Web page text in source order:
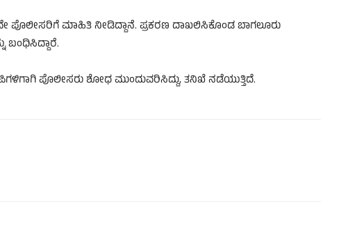
ಪೊಲೀಸರಿಗೆ ಮಾಹಿತಿ ನೀಡಿದ್ದಾನೆ. ಪ್ರಕರಣ ದಾಖಲಿಸಿಕೊಂಡ ಬಾಗಲೂರು
ಬಂಧಿಸಿದ್ದಾರೆ.
ಪೊಲೀಸರು ಶೋಧ ಮುಂದುವರಿಸಿದ್ದು, ತನಿಖೆ ನಡೆಯುತ್ತಿದೆ.